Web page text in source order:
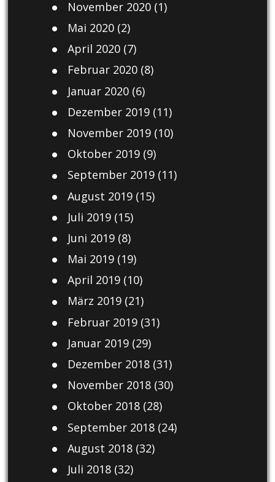
November 2020(1)
Mai 2020(2)
April 2020(7)
Februar 2020(8)
Januar 2020(6)
Dezember 2019(11)
November 2019(10)
Oktober 2019(9)
September 2019(11)
August 2019(15)
Juli 2019(15)
Juni 2019(8)
Mai 2019(19)
April 2019(10)
März 2019(21)
Februar 2019(31)
Januar 2019(29)
Dezember 2018(31)
November 2018(30)
Oktober 2018(28)
September 2018(24)
August 2018(32)
Juli 2018(32)